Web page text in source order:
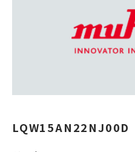
LQW15AN22NJ00D